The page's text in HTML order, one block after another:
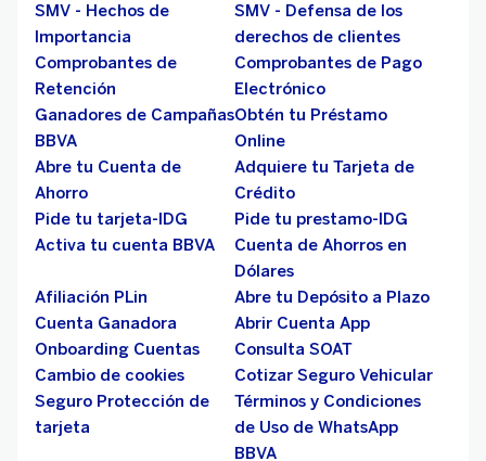
SMV - Hechos de
Importancia
SMV - Defensa de los
derechos de clientes
Comprobantes de
Retención
Comprobantes de Pago
Electrónico
Ganadores de Campañas
BBVA
Obtén tu Préstamo
Online
Abre tu Cuenta de
Ahorro
Adquiere tu Tarjeta de
Crédito
Pide tu tarjeta-IDG
Pide tu prestamo-IDG
Activa tu cuenta BBVA
Cuenta de Ahorros en
Dólares
Afiliación PLin
Abre tu Depósito a Plazo
Cuenta Ganadora
Abrir Cuenta App
Onboarding Cuentas
Consulta SOAT
Cambio de cookies
Cotizar Seguro Vehicular
Seguro Protección de
tarjeta
Términos y Condiciones
de Uso de WhatsApp
BBVA